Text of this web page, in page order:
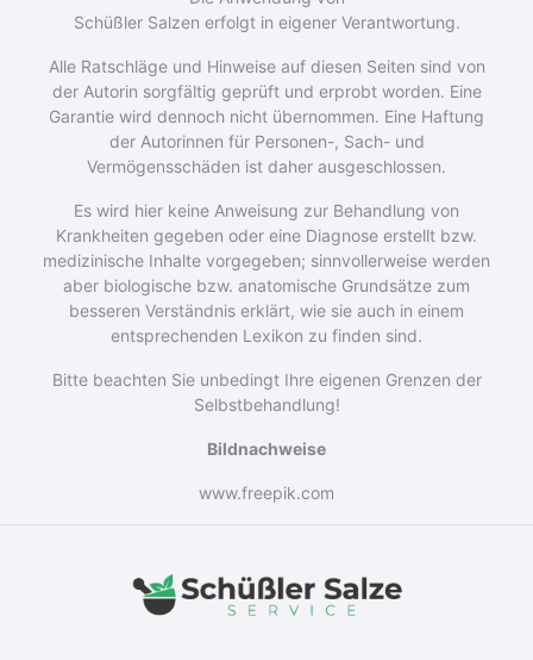
Schüßler Salzen erfolgt in eigener Verantwortung.
Alle Ratschläge und Hinweise auf diesen Seiten sind von
der Autorin sorgfältig geprüft und erprobt worden. Eine
Garantie wird dennoch nicht über­nommen. Eine Haftung
der Autorinnen für Personen-, Sach- und
Vermögensschäden ist daher ausgeschlossen.
Es wird hier keine Anweisung zur Behandlung von
Krankheiten gegeben oder eine Diagnose erstellt bzw.
medizinische Inhalte vorgegeben; sinnvollerweise werden
aber biologische bzw. anatomische Grundsätze zum
besseren Verständnis erklärt, wie sie auch in einem
entsprechenden Lexikon zu finden sind.
Bitte beachten Sie unbedingt Ihre eigenen Grenzen der
Selbstbehandlung!
Bildnachweise
www.freepik.com